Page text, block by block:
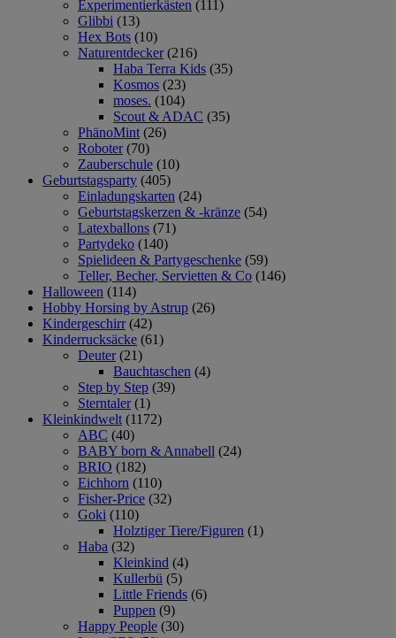
Experimentierkästen (111)
Glibbi (13)
Hex Bots (10)
Naturentdecker (216)
Haba Terra Kids (35)
Kosmos (23)
moses. (104)
Scout & ADAC (35)
PhänoMint (26)
Roboter (70)
Zauberschule (10)
Geburtstagsparty (405)
Einladungskarten (24)
Geburtstagskerzen & -kränze (54)
Latexballons (71)
Partydeko (140)
Spielideen & Partygeschenke (59)
Teller, Becher, Servietten & Co (146)
Halloween (114)
Hobby Horsing by Astrup (26)
Kindergeschirr (42)
Kinderrucksäcke (61)
Deuter (21)
Bauchtaschen (4)
Step by Step (39)
Sterntaler (1)
Kleinkindwelt (1172)
ABC (40)
BABY born & Annabell (24)
BRIO (182)
Eichhorn (110)
Fisher-Price (32)
Goki (110)
Holztiger Tiere/Figuren (1)
Haba (32)
Kleinkind (4)
Kullerbü (5)
Little Friends (6)
Puppen (9)
Happy People (30)